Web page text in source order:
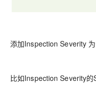
添加Inspection Severity
比如Inspection Severity的